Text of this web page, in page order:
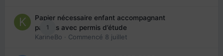
1
Papier nécessaire enfant accompagnant
parents avec permis d’étude
KarineBo · Commencé 8 juillet